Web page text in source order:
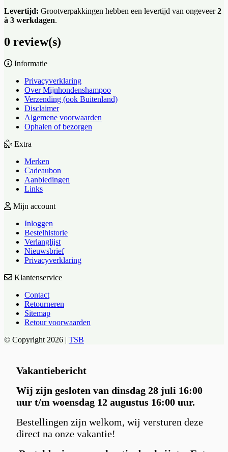
Levertijd: Grootverpakkingen hebben een levertijd van ongeveer2
à 3 werkdagen.
0 review(s)
Informatie
Privacyverklaring
Over Mijnhondenshampoo
Verzending (ook Buitenland)
Disclaimer
Algemene voorwaarden
Ophalen of bezorgen
Extra
Merken
Cadeaubon
Aanbiedingen
Links
Mijn account
Inloggen
Bestelhistorie
Verlanglijst
Nieuwsbrief
Privacyverklaring
Klantenservice
Contact
Retourneren
Sitemap
Retour voorwaarden
© Copyright 2026 | TSB
Vakantiebericht
Wij zijn gesloten van dinsdag 28 juli 16:00
uur t/m woensdag 12 augustus 16:00 uur.
Bestellingen zijn welkom, wij versturen deze
direct na onze vakantie!